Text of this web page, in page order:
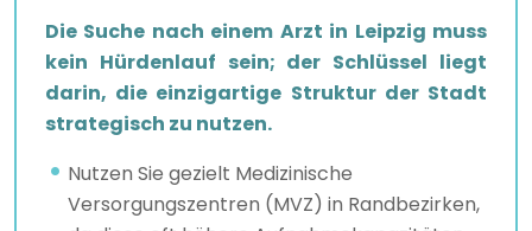
Die Suche nach einem Arzt in Leipzig muss
kein Hürdenlauf sein; der Schlüssel liegt
darin, die einzigartige Struktur der Stadt
strategisch zu nutzen.
Nutzen Sie gezielt Medizinische
Versorgungszentren (MVZ) in Randbezirken,